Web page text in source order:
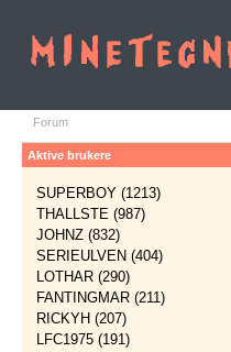
Forum
Aktive brukere
SUPERBOY (1213)
THALLSTE (987)
JOHNZ (832)
SERIEULVEN (404)
LOTHAR (290)
FANTINGMAR (211)
RICKYH (207)
LFC1975 (191)